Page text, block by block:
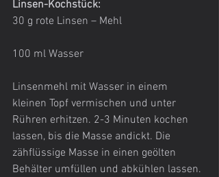
Linsen-Kochstück:
30 g rote Linsen – Mehl
100 ml Wasser
Linsenmehl mit Wasser in einem
kleinen Topf vermischen und unter
Rühren erhitzen. 2-3 Minuten kochen
lassen, bis die Masse andickt. Die
zähflüssige Masse in einen geölten
Behälter umfüllen und abkühlen lassen.